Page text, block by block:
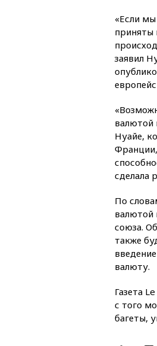
«Если
приняты
заявил
валютой
Нуайе,
сделала
По
валютой
союза.
также
валюту.
Газета
с того
багеты,